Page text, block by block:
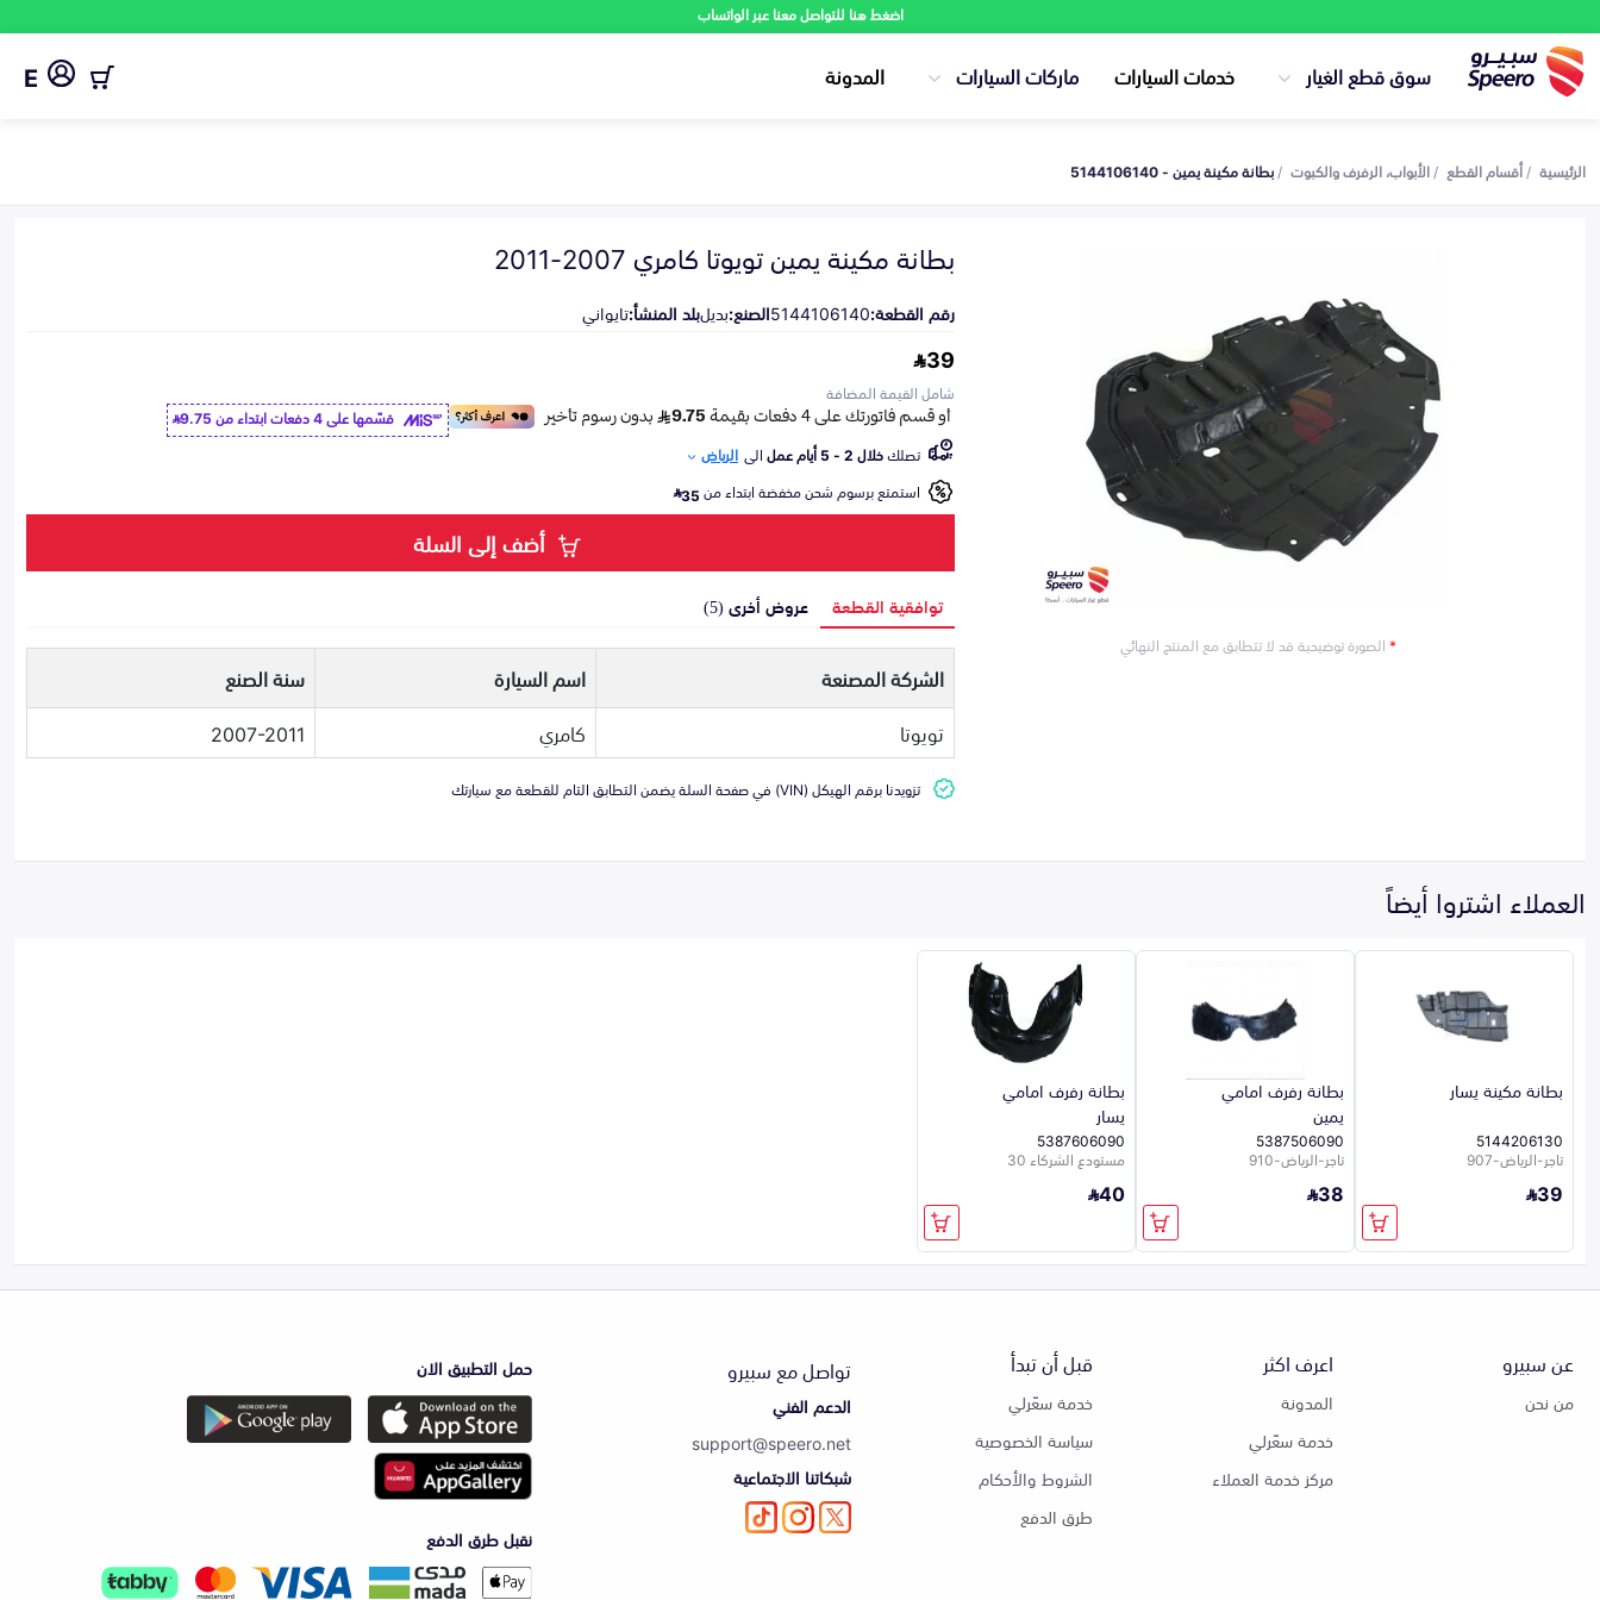
اضغط هنا للتواصل معنا عبر الواتساب
سوق قطع الغيار خدمات السيارات ماركات السيارات المدونة E
الرئيسية أقسام القطع الأبواب، الرفرف والكبوت بطانة مكينة يمين - 5144106140
*الصورة توضيحية قد لا تتطابق مع المنتج النهائي
بطانة مكينة يمين تويوتا كامري 2007-2011
رقم القطعة:5144106140الصنع:بديلبلد المنشأ:تايواني
39
شامل القيمة المضافة
قسّمها على 4 دفعات ابتداء من
9.75
تصلكخلال 2 - 5 أيام عمل الى الرياض
استمتع برسوم شحن مخفضة ابتداء من35
أضف إلى السلة
توافقية القطعة عروض أخرى (5)
الشركة المصنعة اسم السيارة
سنة الصنع
تويوتا
كامري 2007-2011
تزويدنا برقم الهيكل (VIN) في صفحة السلة يضمن التطابق التام للقطعة مع سيارتك
العملاء اشتروا أيضاً
بطانة مكينة يسار
5144206130
تاجر-الرياض-907
39
بطانة رفرف امامي
يمين
5387506090
تاجر-الرياض-910
38
بطانة رفرف امامي
يسار
5387606090
مستودع الشركاء 30
40
عن سبيرو
من نحن
اعرف اكثر
المدونة
خدمة سعّرلي
مركز خدمة العملاء
قبل أن تبدأ
خدمة سعّرلي
سياسة الخصوصية
الشروط والأحكام
طرق الدفع
تواصل مع سبيرو
الدعم الفني
support@speero.net
شبكاتنا الاجتماعية
حمل التطبيق الان
نقبل طرق الدفع